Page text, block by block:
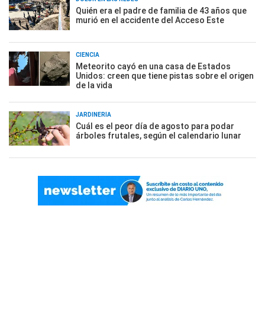
Quién era el padre de familia de 43 años que
murió en el accidente del Acceso Este
CIENCIA
Meteorito cayó en una casa de Estados
Unidos: creen que tiene pistas sobre el origen
de la vida
JARDINERÍA
Cuál es el peor día de agosto para podar
árboles frutales, según el calendario lunar